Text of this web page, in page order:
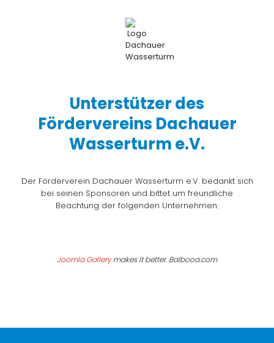
Unterstützer des
Fördervereins Dachauer
Wasserturm e.V.
Der Förderverein Dachauer Wasserturm e.V. bedankt sich
bei seinen Sponsoren und bittet um freundliche
Beachtung der folgenden Unternehmen:
Joomla Gallerymakes it better. Balbooa.com